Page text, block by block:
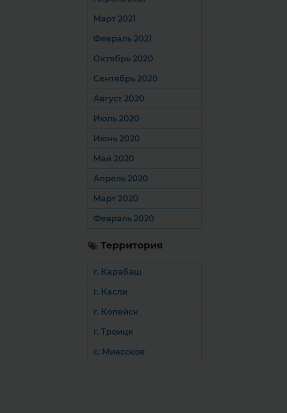
Март 2021
Февраль 2021
Октябрь 2020
Сентябрь 2020
Август 2020
Июль 2020
Июнь 2020
Май 2020
Апрель 2020
Март 2020
Февраль 2020
Территория
г. Карабаш
г. Касли
г. Копейск
г. Троицк
с. Миасское